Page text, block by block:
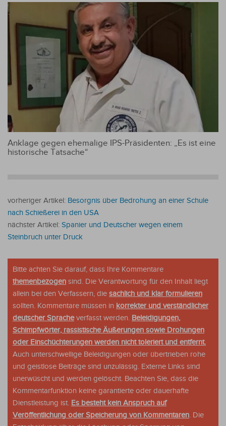
Anklage gegen ehemalige IPS-Präsidenten: „Es ist eine
historische Tatsache“
vorheriger Artikel: Besorgnis über Bedrohung an einer Schule
nach Schießerei in den USA
nächster Artikel: Spanier und Deutscher wegen einem
Steinbruch unter Druck
Bitte achten Sie darauf, dass Ihre Kommentare
themenbezogen sind. Die Verantwortung für den Inhalt liegt
allein bei den Verfassern, die sachlich und klar formulieren
sollten. Kommentare müssen in korrekter und verständlicher
deutscher Spracheverfasst werden. Beleidigungen,
Schimpfwörter, rassistische Äußerungen sowie Drohungen
oder Einschüchterungen werden nicht toleriert und entfernt.
Auch unterschwellige Beleidigungen oder übertrieben rohe
und geistlose Beiträge sind unzulässig. Externe Links sind
unerwüscht und werden gelöscht. Beachten Sie, dass die
Kommentarfunktion keine garantierte oder dauerhafte
Dienstleistung ist. Es besteht kein Anspruch auf
Veröffentlichung oder Speicherung von Kommentaren. Die